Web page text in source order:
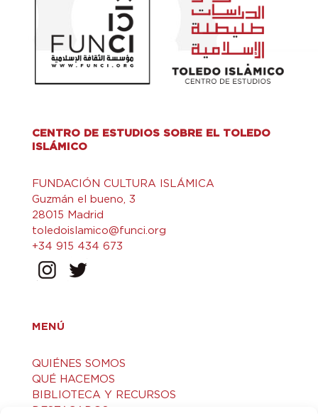
CENTRO DE ESTUDIOS SOBRE EL TOLEDO
ISLÁMICO
FUNDACIÓN CULTURA ISLÁMICA
Guzmán el bueno, 3
28015 Madrid
toledoislamico@funci.org
+34 915 434 673
MENÚ
QUIÉNES SOMOS
QUÉ HACEMOS
BIBLIOTECA Y RECURSOS
DESTACADOS